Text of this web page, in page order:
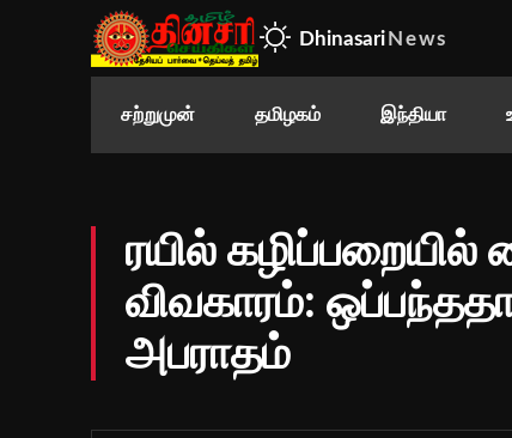
Dhinasari News
சற்றுமுன் தமிழகம் இந்தியா
ரயில்
விவகாரம்:
அபராதம்